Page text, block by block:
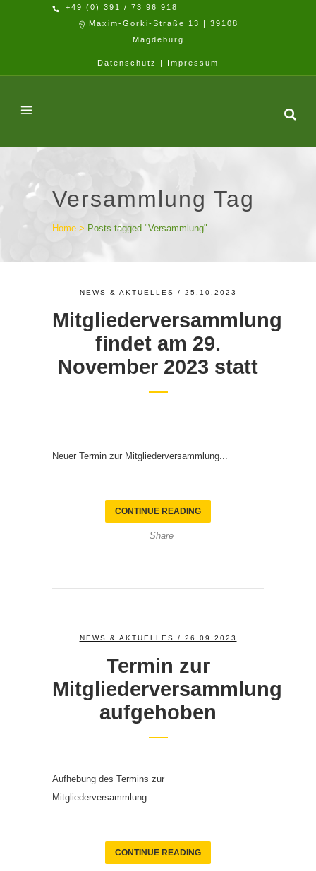
+49 (0) 391 / 73 96 918
Maxim-Gorki-Straße 13 | 39108
Magdeburg
Datenschutz | Impressum
Versammlung Tag
Home > Posts tagged "Versammlung"
NEWS & AKTUELLES / 25.10.2023
Mitgliederversammlung
findet am 29.
November 2023 statt
Neuer Termin zur Mitgliederversammlung...
CONTINUE READING
Share
NEWS & AKTUELLES / 26.09.2023
Termin zur
Mitgliederversammlung
aufgehoben
Aufhebung des Termins zur
Mitgliederversammlung...
CONTINUE READING